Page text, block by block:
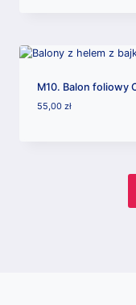
M10. Balon foliowy
55,00zł